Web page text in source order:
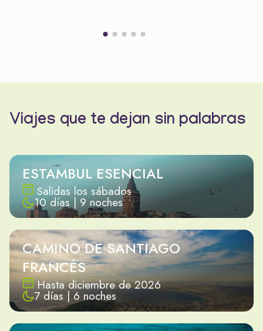
Viajes que te dejan sin palabras
ESTAMBUL ESENCIAL
Salidas los sábados
10 días | 9 noches
CAMINO DE SANTIAGO
FRANCÉS
Hasta diciembre de 2026
7 días | 6 noches